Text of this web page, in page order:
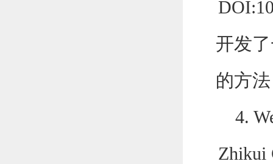
开发
的方
4.
Zhikui